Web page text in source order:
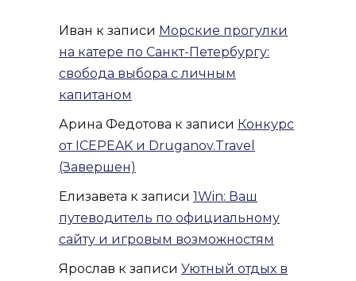
Иван к записи Морские прогулки
на катере по Санкт-Петербургу:
свобода выбора с личным
капитаном
Арина Федотова к записи Конкурс
от ICEPEAK и Druganov.Travel
(Завершен)
Елизавета к записи 1Win: Ваш
путеводитель по официальному
сайту и игровым возможностям
Ярослав к записи Уютный отдых в